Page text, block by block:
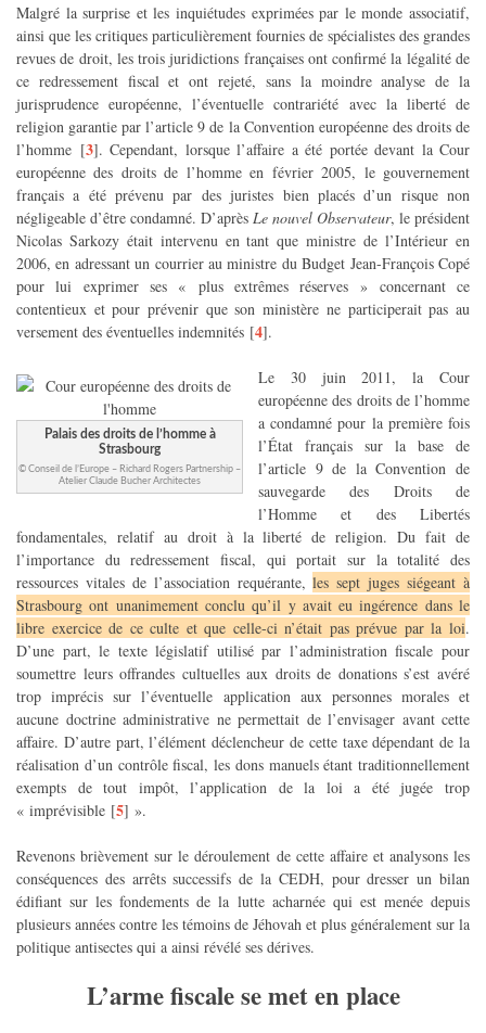
Malgré la surprise et les inquiétudes exprimées par le monde associatif,
ainsi que les critiques particulièrement fournies de spécialistes des grandes
revues de droit, les trois juridictions françaises ont confirmé la légalité de
ce redressement fiscal et ont rejeté, sans la moindre analyse de la
jurisprudence européenne, l’éventuelle contrariété avec la liberté de
religion garantie par l’article 9 de la Convention européenne des droits de
l’homme [3]. Cependant, lorsque l’affaire a été portée devant la Cour
européenne des droits de l’homme en février 2005, le gouvernement
français a été prévenu par des juristes bien placés d’un risque non
négligeable d’être condamné. D’après Le nouvel Observateur, le président
Nicolas Sarkozy était intervenu en tant que ministre de l’Intérieur en
2006, en adressant un courrier au ministre du Budget Jean-François Copé
pour lui exprimer ses « plus extrêmes réserves » concernant ce
contentieux et pour prévenir que son ministère ne participerait pas au
versement des éventuelles indemnités [4].
Palais des droits de l’homme à
Strasbourg
© Conseil de l’Europe – Richard Rogers Partnership –
Atelier Claude Bucher Architectes
Le 30 juin 2011, la Cour
européenne des droits de l’homme
a condamné pour la première fois
l’État français sur la base de
l’article 9 de la Convention de
sauvegarde des Droits de
l’Homme et des Libertés
fondamentales, relatif au droit à la liberté de religion. Du fait de
l’importance du redressement fiscal, qui portait sur la totalité des
ressources vitales de l’association requérante,les sept juges siégeant à
Strasbourg ont unanimement conclu qu’il y avait eu ingérence dans le
libre exercice de ce culte et que celle-ci n’était pas prévue par la loi.
D’une part, le texte législatif utilisé par l’administration fiscale pour
soumettre leurs offrandes cultuelles aux droits de donations s’est avéré
trop imprécis sur l’éventuelle application aux personnes morales et
aucune doctrine administrative ne permettait de l’envisager avant cette
affaire. D’autre part, l’élément déclencheur de cette taxe dépendant de la
réalisation d’un contrôle fiscal, les dons manuels étant traditionnellement
exempts de tout impôt, l’application de la loi a été jugée trop
« imprévisible [5] ».
Revenons brièvement sur le déroulement de cette affaire et analysons les
conséquences des arrêts successifs de la CEDH, pour dresser un bilan
édifiant sur les fondements de la lutte acharnée qui est menée depuis
plusieurs années contre les témoins de Jéhovah et plus généralement sur la
politique antisectes qui a ainsi révélé ses dérives.
L’arme fiscale se met en place